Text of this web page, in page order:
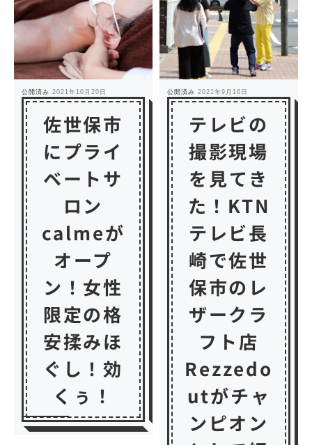
公開済み 2021年10月20日
佐世保市
にプライ
ベートサ
ロン
calmeが
オープ
ン！女性
限定の格
安揉みほ
ぐし！効
くぅ！
公開済み 2021年9月16日
テレビの
撮影現場
を見てき
た！KTN
テレビ長
崎で佐世
保市のレ
ザークラ
フト店
Rezzedo
utがチャ
ンピオン